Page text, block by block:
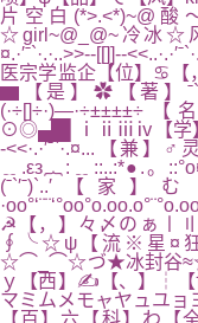
片空白(*>.<*)~@
☆girl~@_@~冷冰☆
¤.·′ˉ`·.·..>>--[[]]--
医宗学监企【位】♋
▆【是】✿【著】
⊙◎▄█▌ⅰⅱⅲⅳ【学】ギ
-<<·.·′ˉ`·.¤...【兼
﹎.εз︷:﹎::..:*●.。
(ˉ`′ˉ)`..′【家
☭【，】々〆のぁ〡
∮╰☆ψ【流※星¤
☆⌒_⌒☆づ★冰封谷
ｙ【西】✍【、】┆【
マミムメモャヤュユ
【百】六【科】わ